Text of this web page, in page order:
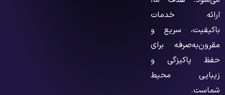
ارائه خدمات
باکیفیت، سریع و
مقرون‌به‌صرفه برای
حفظ پاکیزگی و
زیبایی محیط
شماست.